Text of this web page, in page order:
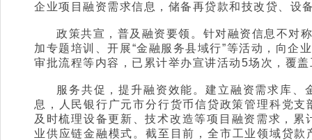
企业项目融资需求信息，储备再贷款和技改贷、设
政策共宣，普及融资要领。针对融资信息不对
加专题培训、开展“金融服务县域行”等活动，向企
审批流程等内容，已累计举办宣讲活动5场次，覆
服务共促，提升融资效能。建立融资需求库
息，人民银行广元市分行货币信贷政策管理科党
及时梳理设备更新、技术改造等项目融资需求，
业供应链金融模式。截至目前，全市工业领域贷